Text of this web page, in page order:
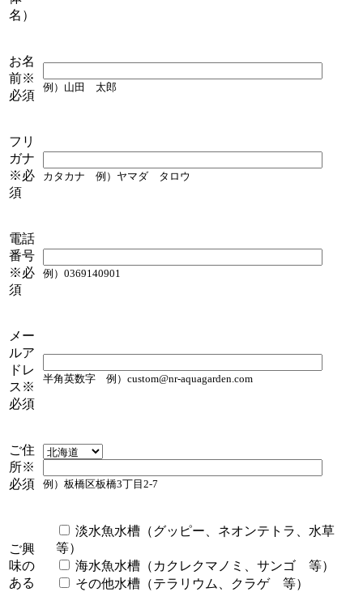
名）
お名
前※
必須
例）山田 太郎
フリ
ガナ
※必
須
カタカナ 例）ヤマダ タロウ
電話
番号
※必
須
例）0369140901
メー
ルア
ドレ
ス ※
必須
半角英数字 例） custom@nr-aquagarden.com
ご住
所※
必須
例）板橋区板橋3丁目2-7
ご興
味の
ある
淡水魚水槽（グッピー、ネオンテトラ、水草
等）
海水魚水槽（カクレクマノミ、サンゴ 等）
その他水槽（テラリウム、クラゲ 等）